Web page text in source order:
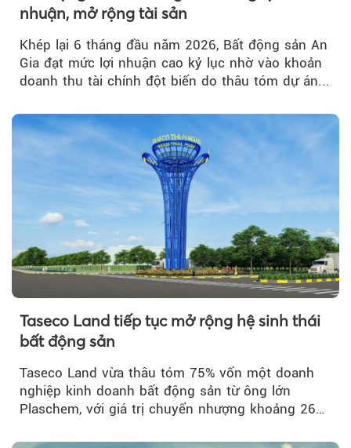
nhuận, mở rộng tài sản
Khép lại 6 tháng đầu năm 2026, Bất động sản An
Gia đạt mức lợi nhuận cao kỷ lục nhờ vào khoản
doanh thu tài chính đột biến do thâu tóm dự án...
Taseco Land tiếp tục mở rộng hệ sinh thái
bất động sản
Taseco Land vừa thâu tóm 75% vốn một doanh
nghiệp kinh doanh bất động sản từ ông lớn
Plaschem, với giá trị chuyển nhượng khoảng 262